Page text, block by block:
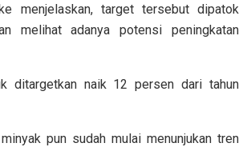
menjelaskan, target tersebut dipatok
melihat adanya potensi peningkatan
ditargetkan naik 12 persen dari tahun
pun sudah mulai menunjukan tren